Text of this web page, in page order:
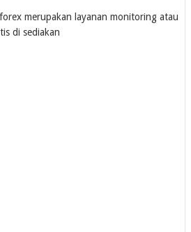
merupakan layanan monitoring atau
di sediakan